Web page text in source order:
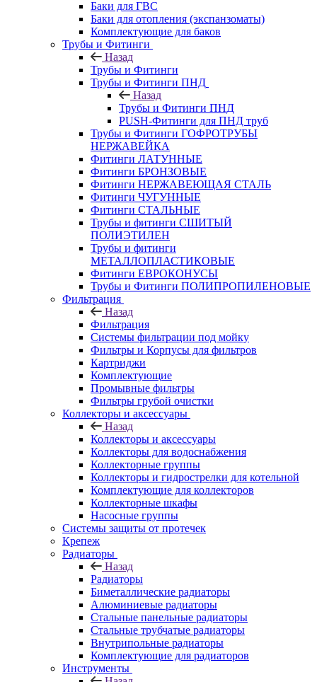
Баки для ГВС
Баки для отопления (экспанзоматы)
Комплектующие для баков
Трубы и Фитинги
Назад
Трубы и Фитинги
Трубы и Фитинги ПНД
Назад
Трубы и Фитинги ПНД
PUSH-Фитинги для ПНД труб
Трубы и Фитинги ГОФРОТРУБЫ
НЕРЖАВЕЙКА
Фитинги ЛАТУННЫЕ
Фитинги БРОНЗОВЫЕ
Фитинги НЕРЖАВЕЮЩАЯ СТАЛЬ
Фитинги ЧУГУННЫЕ
Фитинги СТАЛЬНЫЕ
Трубы и фитинги СШИТЫЙ
ПОЛИЭТИЛЕН
Трубы и фитинги
МЕТАЛЛОПЛАСТИКОВЫЕ
Фитинги ЕВРОКОНУСЫ
Трубы и Фитинги ПОЛИПРОПИЛЕНОВЫЕ
Фильтрация
Назад
Фильтрация
Системы фильтрации под мойку
Фильтры и Корпусы для фильтров
Картриджи
Комплектующие
Промывные фильтры
Фильтры грубой очистки
Коллекторы и аксессуары
Назад
Коллекторы и аксессуары
Коллекторы для водоснабжения
Коллекторные группы
Коллекторы и гидрострелки для котельной
Комплектующие для коллекторов
Коллекторные шкафы
Насосные группы
Системы защиты от протечек
Крепеж
Радиаторы
Назад
Радиаторы
Биметаллические радиаторы
Алюминиевые радиаторы
Стальные панельные радиаторы
Стальные трубчатые радиаторы
Внутрипольные радиаторы
Комплектующие для радиаторов
Инструменты